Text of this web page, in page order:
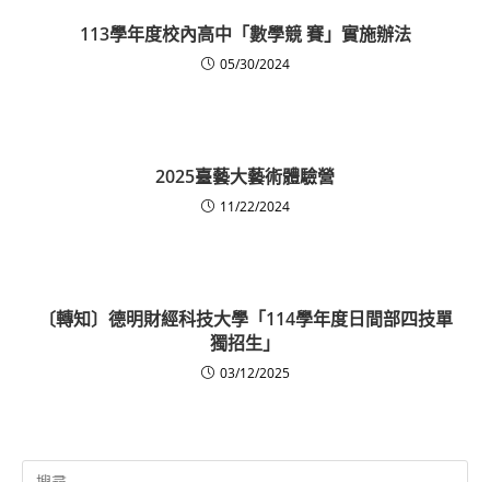
113學年度校內高中「數學競 賽」實施辦法
05/30/2024
2025臺藝大藝術體驗營
11/22/2024
〔轉知〕德明財經科技大學「114學年度日間部四技單
獨招生」
03/12/2025
Search